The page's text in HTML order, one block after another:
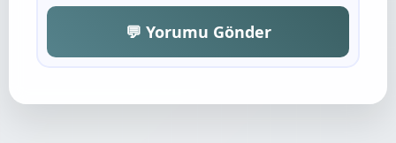
💬 Yorumu Gönder